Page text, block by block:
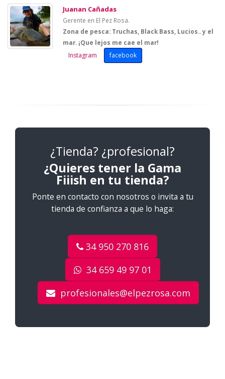
Juanan Cañadas
Gerente en El Pez Rosa.
Zona de pesca: Truchas, Black Bass, Lucios.. y el
mar. ¡Que lejos me cae el mar!
Instagram facebook
¿Tienda? ¿profesional?
¿Quieres tener la Gama
Fiiish en tu tienda?
Ponte en contacto con nosotros o invita a tu
tienda de confianza a que lo haga:
34 950 270 816
34 659 49 97 01
profesionales@elpezrosa.com